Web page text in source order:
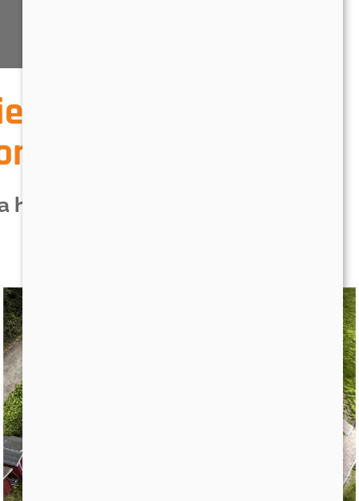
noch einmal die